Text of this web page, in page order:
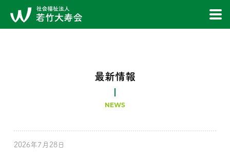
最新情報
NEWS
2026年7月28日